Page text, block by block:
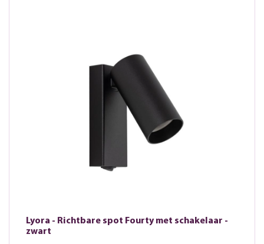
Lyora - Richtbare spot Fourty met schakelaar -
zwart